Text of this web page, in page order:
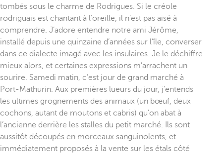
tombés sous le charme de Rodrigues. Si le créole
rodriguais est chantant à l’oreille, il n’est pas aisé à
comprendre. J’adore entendre notre ami Jérôme,
installé depuis une quinzaine d’années sur l’île, converser
dans ce dialecte imagé avec les insulaires. Je le déchiffre
mieux alors, et certaines expressions m’arrachent un
sourire. Samedi matin, c’est jour de grand marché à
Port-Mathurin. Aux premières lueurs du jour, j’entends
les ultimes grognements des animaux (un bœuf, deux
cochons, autant de moutons et cabris) qu’on abat à
l’ancienne derrière les stalles du petit marché. Ils sont
aussitôt découpés en morceaux sanguinolents, et
immédiatement proposés à la vente sur les étals côté